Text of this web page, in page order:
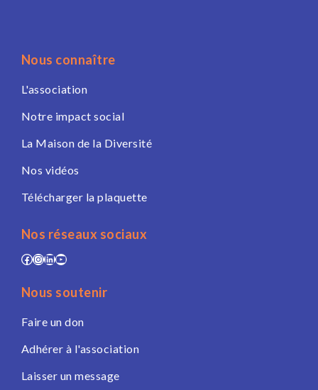
Nous connaître
L'association
Notre impact social
La Maison de la Diversité
Nos vidéos
Télécharger la plaquette
Nos réseaux sociaux
Facebook
Instagram
LinkedIn
YouTube
Nous soutenir
Faire un don
Adhérer à l'association
Laisser un message